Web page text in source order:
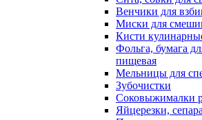
Венчики для
Миски для
Кисти
Фольга, бумага
пищевая
Мельницы для
Зубочистки
Соковыжималки
Яйцерезки,